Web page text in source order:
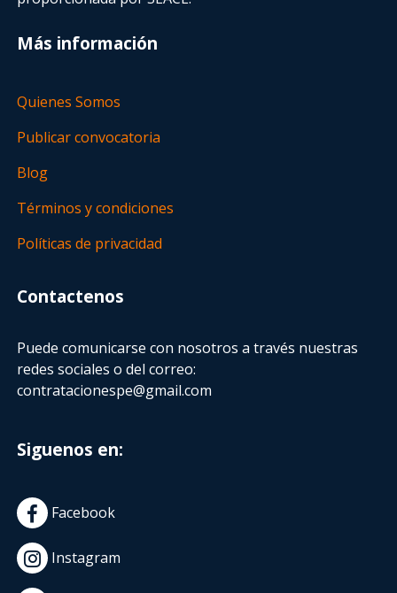
Más información
Quienes Somos
Publicar convocatoria
Blog
Términos y condiciones
Políticas de privacidad
Contactenos
Puede comunicarse con nosotros a través nuestras
redes sociales o del correo:
contratacionespe@gmail.com
Siguenos en:
Facebook
Instagram